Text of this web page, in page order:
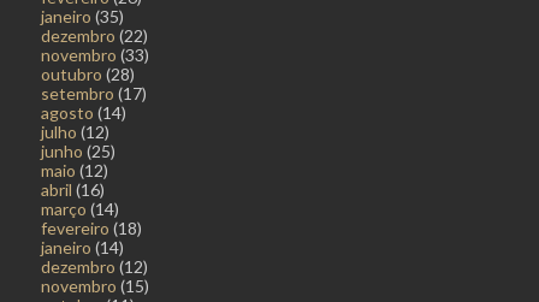
janeiro (35)
dezembro (22)
novembro (33)
outubro (28)
setembro (17)
agosto (14)
julho (12)
junho (25)
maio (12)
abril (16)
março (14)
fevereiro (18)
janeiro (14)
dezembro (12)
novembro (15)